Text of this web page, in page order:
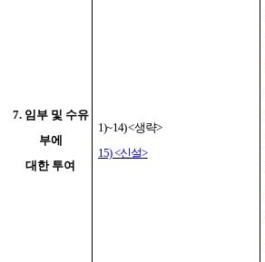
7. 임부 및 수유
부에
대한 투여
1)~14) <생략>
15) <신설>